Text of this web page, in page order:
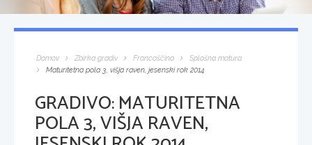
Domov Zbirka gradiv Francoščina
Splošna matura
Maturitetna pola 3, višja raven, jesenski rok 2014
GRADIVO:MATURITETNA
POLA 3, VIŠJA RAVEN,